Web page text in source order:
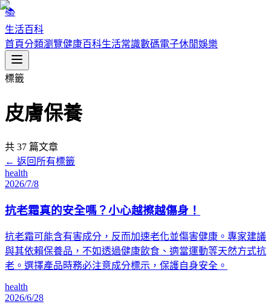
📚
生活百科
首頁分類瀏覽健康百科生活常識數碼電子休閒娛樂
標籤
皮膚保養
共 37 篇文章
← 返回所有標籤
health
2026/7/8
抗老霜真的安全嗎？小心越擦越傷身！
抗老霜可能含有害成分，反而加速老化並傷害健康。專家建議
與其依賴保養品，不如透過健康飲食、適當運動等天然方式抗
老。選擇產品時務必注意成分標示，保護自身安全。
health
2026/6/28